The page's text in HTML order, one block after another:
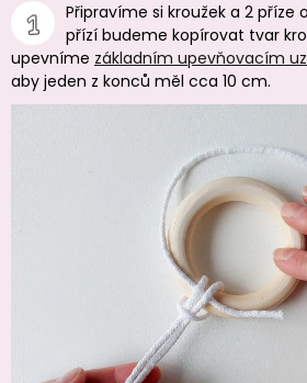
Připravíme si kroužek a 2 příze
přízí budeme kopírovat tvar
upevníme základním upevňovacím
aby jeden z konců měl cca 10 cm.